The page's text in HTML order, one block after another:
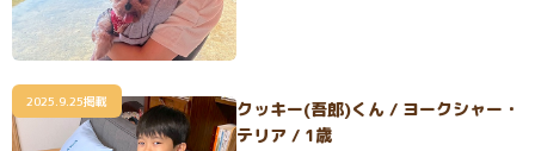
2025.9.25掲載
クッキー(吾郎)くん / ヨークシャー・
テリア / 1歳